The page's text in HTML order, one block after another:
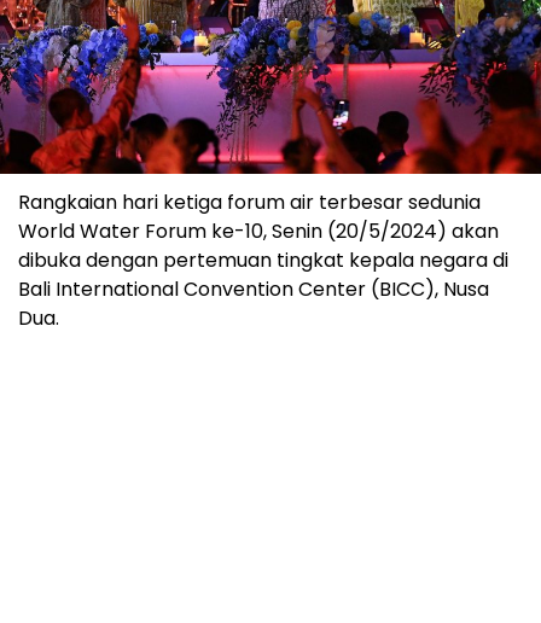
Rangkaian hari ketiga forum air terbesar sedunia
World Water Forum ke-10, Senin (20/5/2024) akan
dibuka dengan pertemuan tingkat kepala negara di
Bali International Convention Center (BICC), Nusa
Dua.